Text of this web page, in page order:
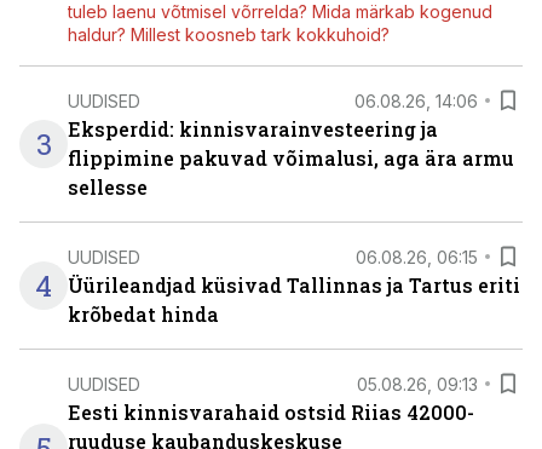
tuleb laenu võtmisel võrrelda? Mida märkab kogenud
haldur? Millest koosneb tark kokkuhoid?
3
UUDISED 06.08.26, 14:06
Eksperdid: kinnisvarainvesteering ja
flippimine pakuvad võimalusi, aga ära armu
sellesse
4
UUDISED 06.08.26, 06:15
Üürileandjad küsivad Tallinnas ja Tartus eriti
krõbedat hinda
UUDISED 05.08.26, 09:13
Eesti kinnisvarahaid ostsid Riias 42000-
ruuduse kaubanduskeskuse